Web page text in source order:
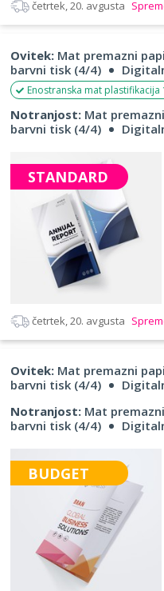
četrtek, 20. avgusta
Ovitek: Mat premazni
barvni tisk (4/4)
Enostranska mat plastifikacija
Notranjost: Mat
barvni tisk (4/4)
STANDARD
četrtek, 20. avgusta
Ovitek: Mat premazni
barvni tisk (4/4)
Notranjost: Mat
barvni tisk (4/4)
BUDGET